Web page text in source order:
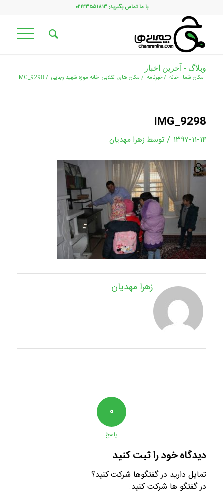
با ما تماس بگیرید: ۰۲۱۳۳۵۵۱۸۱۳
وبلاگ - آخرین اخبار
مکان شما: خانه /خبرنامه / مکان های انقلابی: خانه موزه شهید رجایی /
IMG_9298
IMG_9298
۱۳۹۷-۱۱-۱۴ / توسط زهرا مهدیان
زهرا مهدیان
۰
پاسخ
دیدگاه خود را ثبت کنید
تمایل دارید در گفتگوها شرکت کنید؟
در گفتگو ها شرکت کنید.